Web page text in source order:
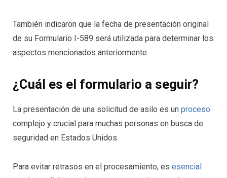
También indicaron que la fecha de presentación original
de su Formulario I-589 será utilizada para determinar los
aspectos mencionados anteriormente.
¿Cuál es el formulario a seguir?
La presentación de una solicitud de asilo es un proceso
complejo y crucial para muchas personas en busca de
seguridad en Estados Unidos.
Para evitar retrasos en el procesamiento, es esencial